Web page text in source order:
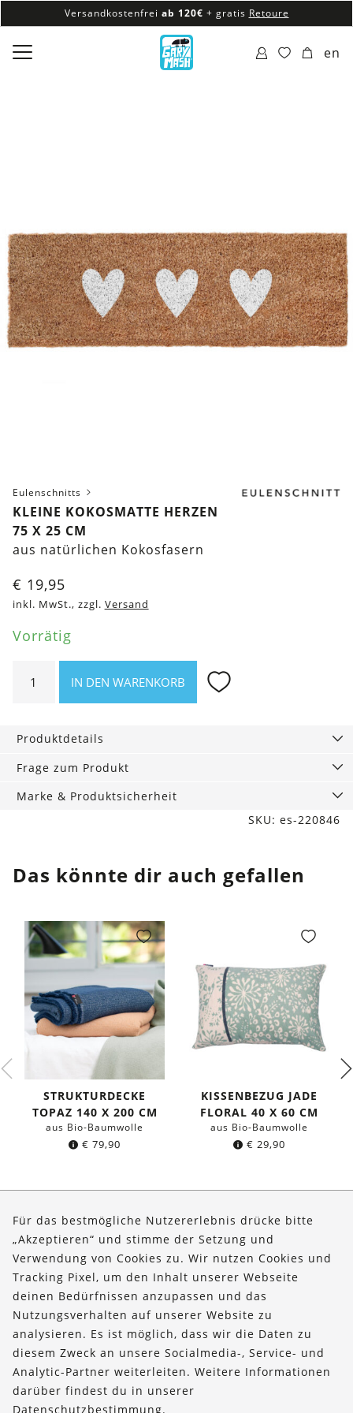
Versandkostenfrei ab 120€ + gratis Retoure
100% veganes & fair produziertes Sortiment
Versandkostenfrei ab 120€
en
Eulenschnitts
KLEINE KOKOSMATTE HERZEN
75 X 25 CM
aus natürlichen Kokosfasern
€ 19,95
inkl. MwSt., zzgl. Versand
Vorrätig
Kokosmatte
x
25
Menge
IN DEN WARENKORB
Produktdetails
Frage zum Produkt
Marke & Produktsicherheit
SKU: es-220846
Das könnte dir auch gefallen
STRUKTURDECKE
TOPAZ 140 X 200 CM
aus Bio-Baumwolle
€ 79,90
KISSENBEZUG JADE
FLORAL 40 X 60 CM
aus Bio-Baumwolle
€ 29,90
Über uns
Bestellungen
Kontakt & Hilfe
FOLLOW US
Für das bestmögliche Nutzererlebnis drücke bitte
„Akzeptieren“ und stimme der Setzung und
Verwendung von Cookies zu. Wir nutzen Cookies und
Tracking Pixel, um den Inhalt unserer Webseite
deinen Bedürfnissen anzupassen und das
Nutzungsverhalten auf unserer Website zu
analysieren. Es ist möglich, dass wir die Daten zu
diesem Zweck an unsere Socialmedia-, Service- und
Analytic-Partner weiterleiten. Weitere Informationen
darüber findest du in unserer
Datenschutzbestimmung.